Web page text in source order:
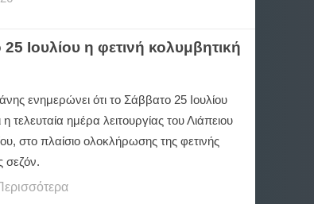
Ιουλίου η φετινή κολυμβητική
ενημερώνει ότι το Σάββατο 25 Ιουλίου
η τελευταία ημέρα λειτουργίας του Λιάπειου
στο πλαίσιο ολοκλήρωσης της φετινής
σεζόν.